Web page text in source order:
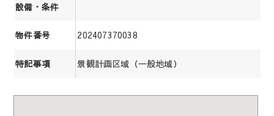
設備・条件
物件番号 202407370038
特記事項 景観計画区域（一般地域）